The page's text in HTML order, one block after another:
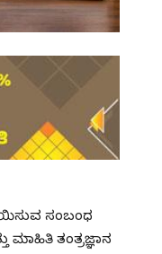
ಸಂಬಂಧ
ಮಾಹಿತಿ ತಂತ್ರಜ್ಞಾನ